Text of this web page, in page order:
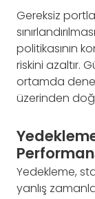
Gereksiz
politikasının
riskini azaltır.
ortamda
üzerinden
Yedekleme,
yanlış